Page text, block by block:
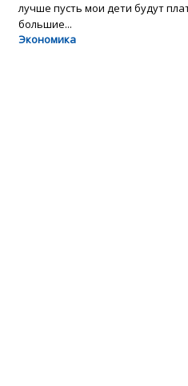
лучше пусть мои дети будут
большие...
Экономика